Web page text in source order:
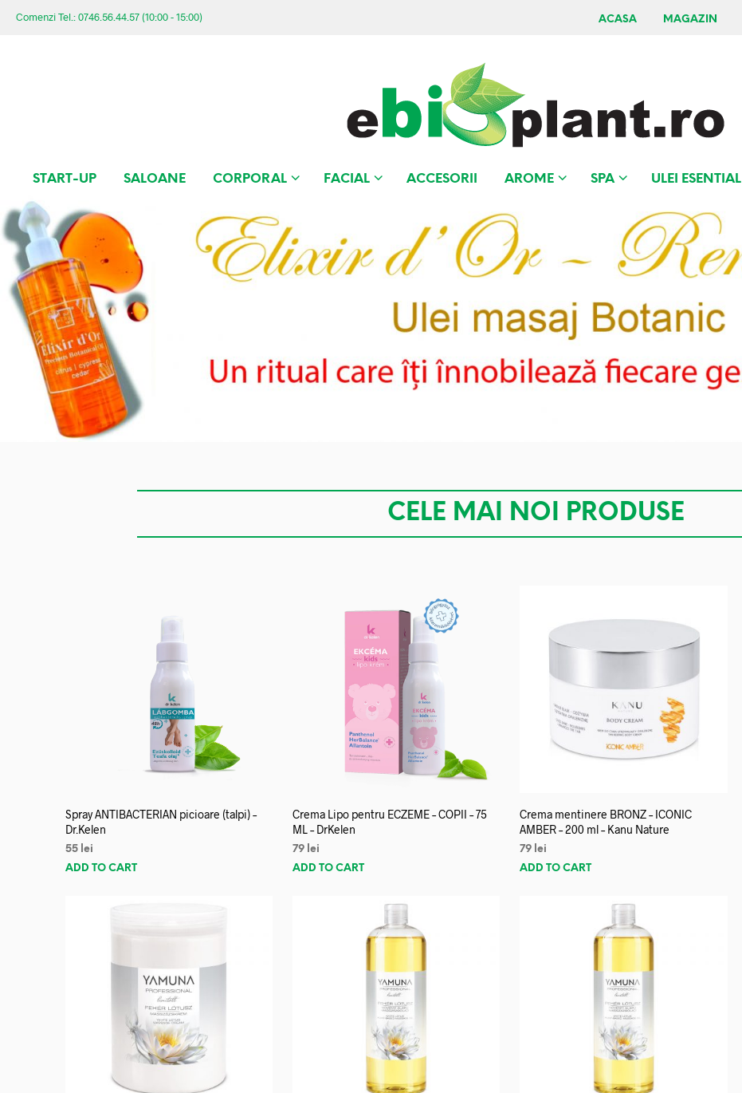
Comenzi Tel.: 0746.56.44.57 (10:00 - 15:00) ACASA MAGAZIN
START-UP SALOANE CORPORAL FACIAL ACCESORII AROME SPA ULEI ESENTIAL
CELE MAI NOI PRODUSE
Spray ANTIBACTERIAN picioare (talpi) –
Dr.Kelen
55 lei
ADD TO CART
Crema Lipo pentru ECZEME – COPII – 75
ML – DrKelen
79 lei
ADD TO CART
Crema mentinere BRONZ – ICONIC
AMBER – 200 ml – Kanu Nature
79 lei
ADD TO CART